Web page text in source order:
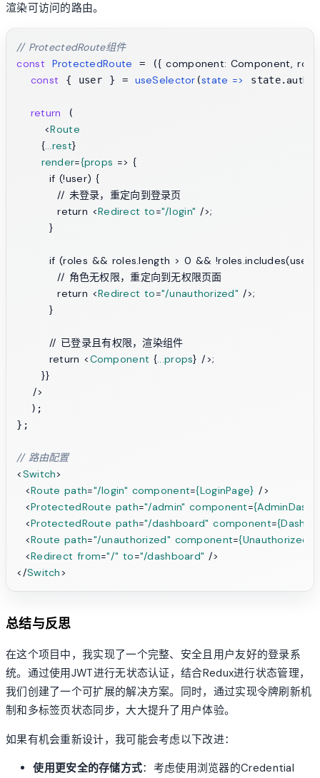
渲染可访问的路由。
// ProtectedRoute组件
const
ProtectedRoute = ({ component: Component,
const { user } = useSelector (state => state. auth
return (
<Route
      {
...rest}
render={props => {
        if (!user) {
          // 未登录，重定向到登录页
          return
<Redirect to="/login" />;
        }
if (roles && roles.length > 0 &&
          // 角色无权限，重定向到无权限页面
          return
<Redirect to="/unauthorized" />;
        }
        // 已登录且有权限，渲染组件
        return
<Component { ...props} />;
      }}
    />
  );
};
// 路由配置
<Switch>
<Route path="/login" component={LoginPage} />
<ProtectedRoute path="/admin" component=
<ProtectedRoute path="/dashboard" component=
<Route path="/unauthorized" component=
<Redirect from="/" to="/dashboard" />
</Switch>
总结与反思
在这个项目中，我实现了一个完整、安全且用户友好的登录系
统。通过使用JWT进行无状态认证，结合Redux进行状态管理，
我们创建了一个可扩展的解决方案。同时，通过实现令牌刷新机
制和多标签页状态同步，大大提升了用户体验。
如果有机会重新设计，我可能会考虑以下改进：
使用更安全的存储方式：考虑使用浏览器的Credential